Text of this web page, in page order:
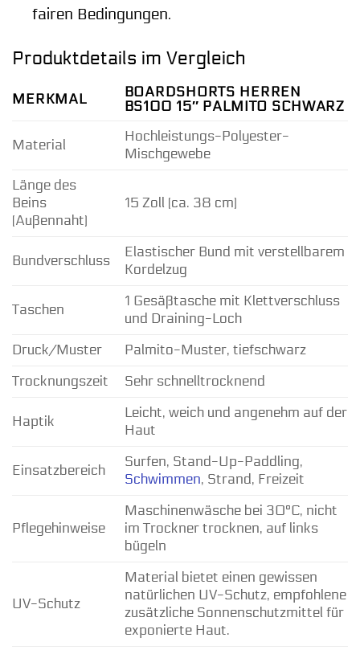
fairen Bedingungen.
Produktdetails im Vergleich
MERKMAL
BOARDSHORTS HERREN
BS100 15″ PALMITO SCHWARZ
Material
Hochleistungs-Polyester-
Mischgewebe
Länge des
Beins
(Außennaht)
15 Zoll (ca. 38 cm)
Bundverschluss
Elastischer Bund mit verstellbarem
Kordelzug
Taschen
1 Gesäßtasche mit Klettverschluss
und Draining-Loch
Druck/Muster
Palmito-Muster, tiefschwarz
Trocknungszeit
Sehr schnelltrocknend
Haptik
Leicht, weich und angenehm auf der
Haut
Einsatzbereich
Surfen, Stand-Up-Paddling,
Schwimmen, Strand, Freizeit
Pflegehinweise
Maschinenwäsche bei 30°C, nicht
im Trockner trocknen, auf links
bügeln
UV-Schutz
Material bietet einen gewissen
natürlichen UV-Schutz, empfohlene
zusätzliche Sonnenschutzmittel für
exponierte Haut.